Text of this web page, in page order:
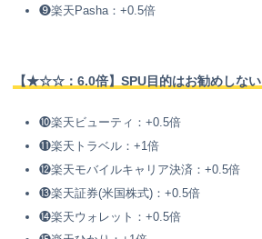
❾楽天Pasha：+0.5倍
【★☆☆：6.0倍】SPU目的はお勧めしない
❿楽天ビューティ：+0.5倍
⓫楽天トラベル：+1倍
⓬楽天モバイルキャリア決済：+0.5倍
⓭楽天証券(米国株式)：+0.5倍
⓮楽天ウォレット：+0.5倍